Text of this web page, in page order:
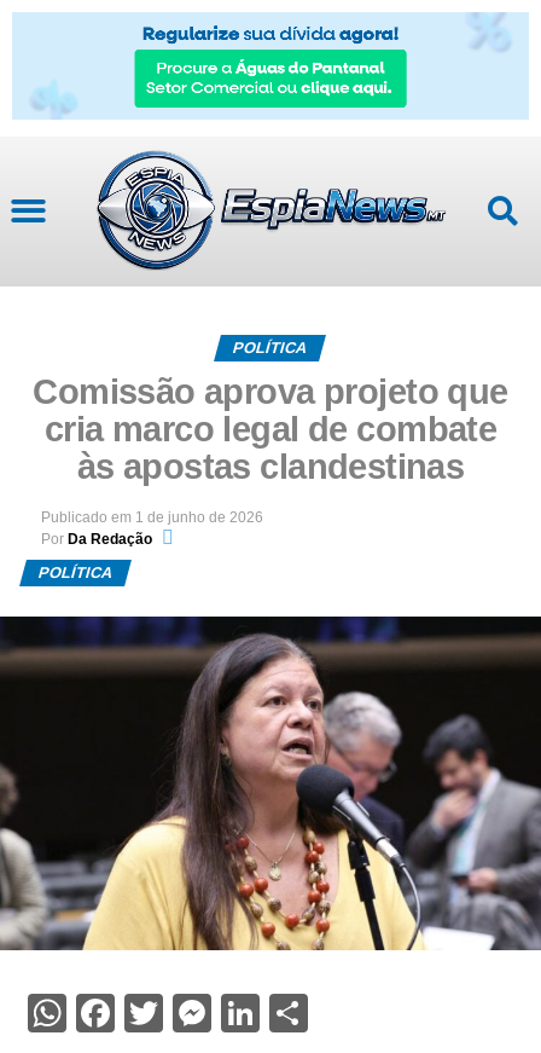
POLÍTICA
Comissão aprova projeto que
cria marco legal de combate
às apostas clandestinas
Publicado em 1 de junho de 2026
Por Da Redação
POLÍTICA
WhatsApp
Facebook
Twitter
Messenger
LinkedIn
Share